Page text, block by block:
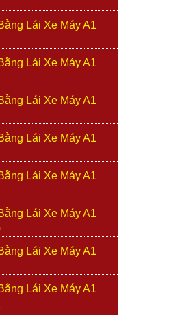
Lái Xe Máy A1
Lái Xe Máy A1
Lái Xe Máy A1
Lái Xe Máy A1
Lái Xe Máy A1
Lái Xe Máy A1
Lái Xe Máy A1
Lái Xe Máy A1